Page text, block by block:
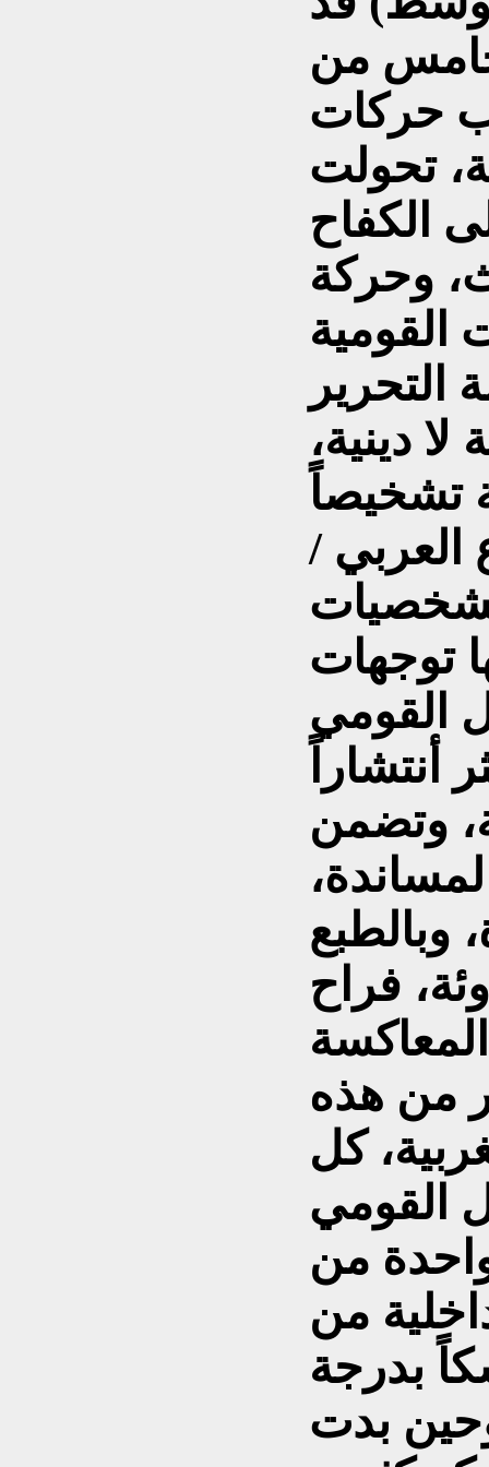
من
هبوب حركات
تحولت
الكفاح
وحركة
القومية
التحرير
دينية،
تشخيصاً
العربي /
توجهات
القومي
أنتشاراً
وتضمن
وبالطبع
فراح
من هذه
كل
من
من
بدرجة
عام 1971، وحين بدت